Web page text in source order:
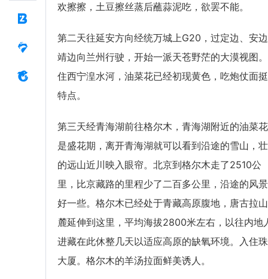
欢擦擦，土豆擦丝蒸后蘸蒜泥吃，欲罢不能。
第二天往延安方向经统万城上G20，过定边、安
靖边向兰州行驶，开始一派天苍野茫的大漠视图
住西宁湟水河，油菜花已经初现黄色，吃炮仗面
特点。
第三天经青海湖前往格尔木，青海湖附近的油菜
是盛花期，离开青海湖就可以看到沿途的雪山，
的远山近川映入眼帘。北京到格尔木走了2510公
里，比京藏路的里程少了二百多公里，沿途的风
好一些。格尔木已经处于青藏高原腹地，唐古拉
麓延伸到这里，平均海拔2800米左右，以往内地
进藏在此休整几天以适应高原的缺氧环境。入住
大厦。格尔木的羊汤拉面鲜美诱人。